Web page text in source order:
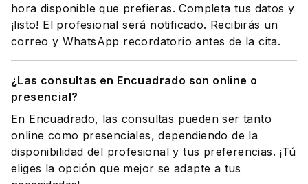
hora disponible que prefieras. Completa tus datos y
¡listo! El profesional será notificado. Recibirás un
correo y WhatsApp recordatorio antes de la cita.
¿Las consultas en Encuadrado son online o
presencial?
En Encuadrado, las consultas pueden ser tanto
online como presenciales, dependiendo de la
disponibilidad del profesional y tus preferencias. ¡Tú
eliges la opción que mejor se adapte a tus